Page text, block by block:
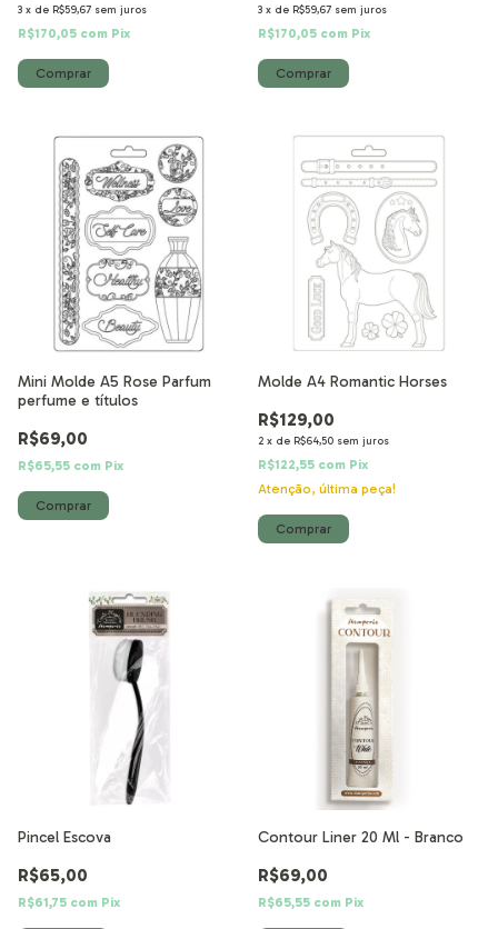
3 x de R$59,67 sem juros
R$170,05 com Pix
3 x de R$59,67 sem juros
R$170,05 com Pix
Mini Molde A5 Rose Parfum
perfume e títulos
R$69,00
R$65,55 com Pix
Molde A4 Romantic Horses
R$129,00
2 x de R$64,50 sem juros
R$122,55 com Pix
Atenção, última peça!
Pincel Escova
R$65,00
R$61,75 com Pix
Contour Liner 20 Ml - Branco
R$69,00
R$65,55 com Pix